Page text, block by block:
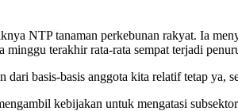
NTP tanaman perkebunan rakyat. Ia
terakhir rata-rata sempat terjadi
dari basis-basis anggota kita relatif tetap
kebijakan untuk mengatasi